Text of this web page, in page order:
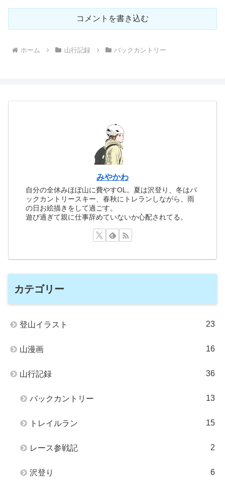
コメントを書き込む
ホーム 山行記録 バックカントリー
みやかわ
自分の全休みほぼ山に費やすOL。夏は沢登り、冬はバ
ックカントリースキー、春秋にトレランしながら、雨
の日お絵描きをして過ごす。
遊び過ぎて親に仕事辞めていないか心配されてる。
カテゴリー
登山イラスト 23
山漫画 16
山行記録 36
バックカントリー 13
トレイルラン 15
レース参戦記 2
沢登り 6